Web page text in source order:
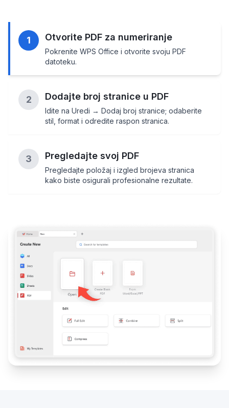
1 Otvorite PDF za numeriranje
Pokrenite WPS Office i otvorite svoju PDF
datoteku.
2 Dodajte broj stranice u PDF
Idite na Uredi → Dodaj broj stranice; odaberite
stil, format i odredite raspon stranica.
3 Pregledajte svoj PDF
Pregledajte položaj i izgled brojeva stranica
kako biste osigurali profesionalne rezultate.